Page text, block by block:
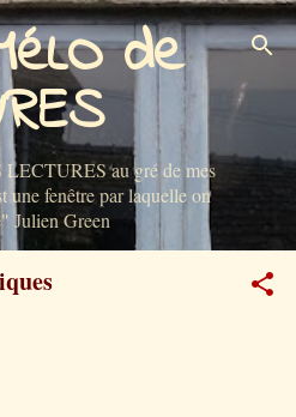
contenu principalde
au gré de mes
une fenêtre par laquelle on
Julien Green